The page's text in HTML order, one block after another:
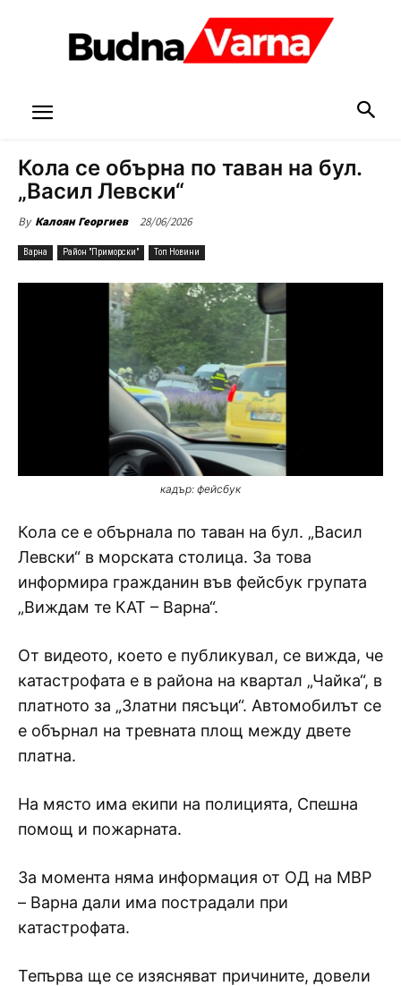
Кола се обърна по таван на бул.
„Васил Левски“
By Калоян Георгиев 28/06/2026
Варна Район "Приморски" Топ Новини
кадър: фейсбук
Кола се е обърнала по таван на бул. „Васил
Левски“ в морската столица. За това
информира гражданин във фейсбук групата
„Виждам те КАТ – Варна“.
От видеото, което е публикувал, се вижда, че
катастрофата е в района на квартал „Чайка“, в
платното за „Златни пясъци“. Автомобилът се
е обърнал на тревната площ между двете
платна.
На място има екипи на полицията, Спешна
помощ и пожарната.
За момента няма информация от ОД на МВР
– Варна дали има пострадали при
катастрофата.
Тепърва ще се изясняват причините, довели